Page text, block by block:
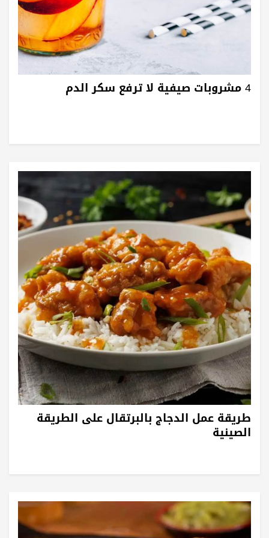
4 مشروبات صيفية لا ترفع سكر الدم
طريقة عمل الدجاج بالبرتقال على الطريقة
الصينية